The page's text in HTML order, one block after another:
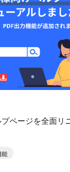
ページを全面リ
能